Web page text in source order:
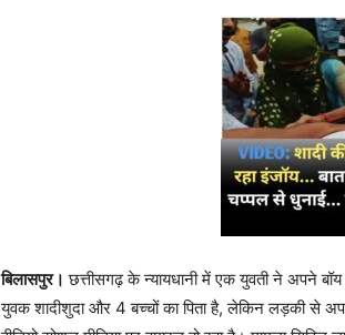
बिलासपुर। छत्तीसगढ़ के न्यायधानी में एक युवती ने अपने
युवक शादीशुदा और 4 बच्चों का पिता है, लेकिन लड़की से